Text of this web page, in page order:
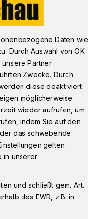
Daten wie
Durch Auswahl von OK
Partner
Zwecke. Durch
diese deaktiviert.
möglicherweise
wieder aufrufen, um
indem Sie auf den
das schwebende
gelten
in unserer
und schließt gem. Art.
des EWR, z.B. in